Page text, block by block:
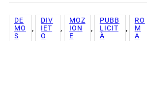
DE
MO
S
,
DIV
IET
O
,
MOZ
ION
E
,
PUBB
LICIT
À
,
RO
M
A